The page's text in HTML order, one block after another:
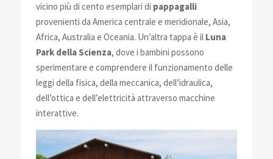
vicino più di cento esemplari di pappagalli
provenienti da America centrale e meridionale, Asia,
Africa, Australia e Oceania. Un’altra tappa è il Luna
Park della Scienza, dove i bambini possono
sperimentare e comprendere il funzionamento delle
leggi della fisica, della meccanica, dell’idraulica,
dell’ottica e dell’elettricità attraverso macchine
interattive.